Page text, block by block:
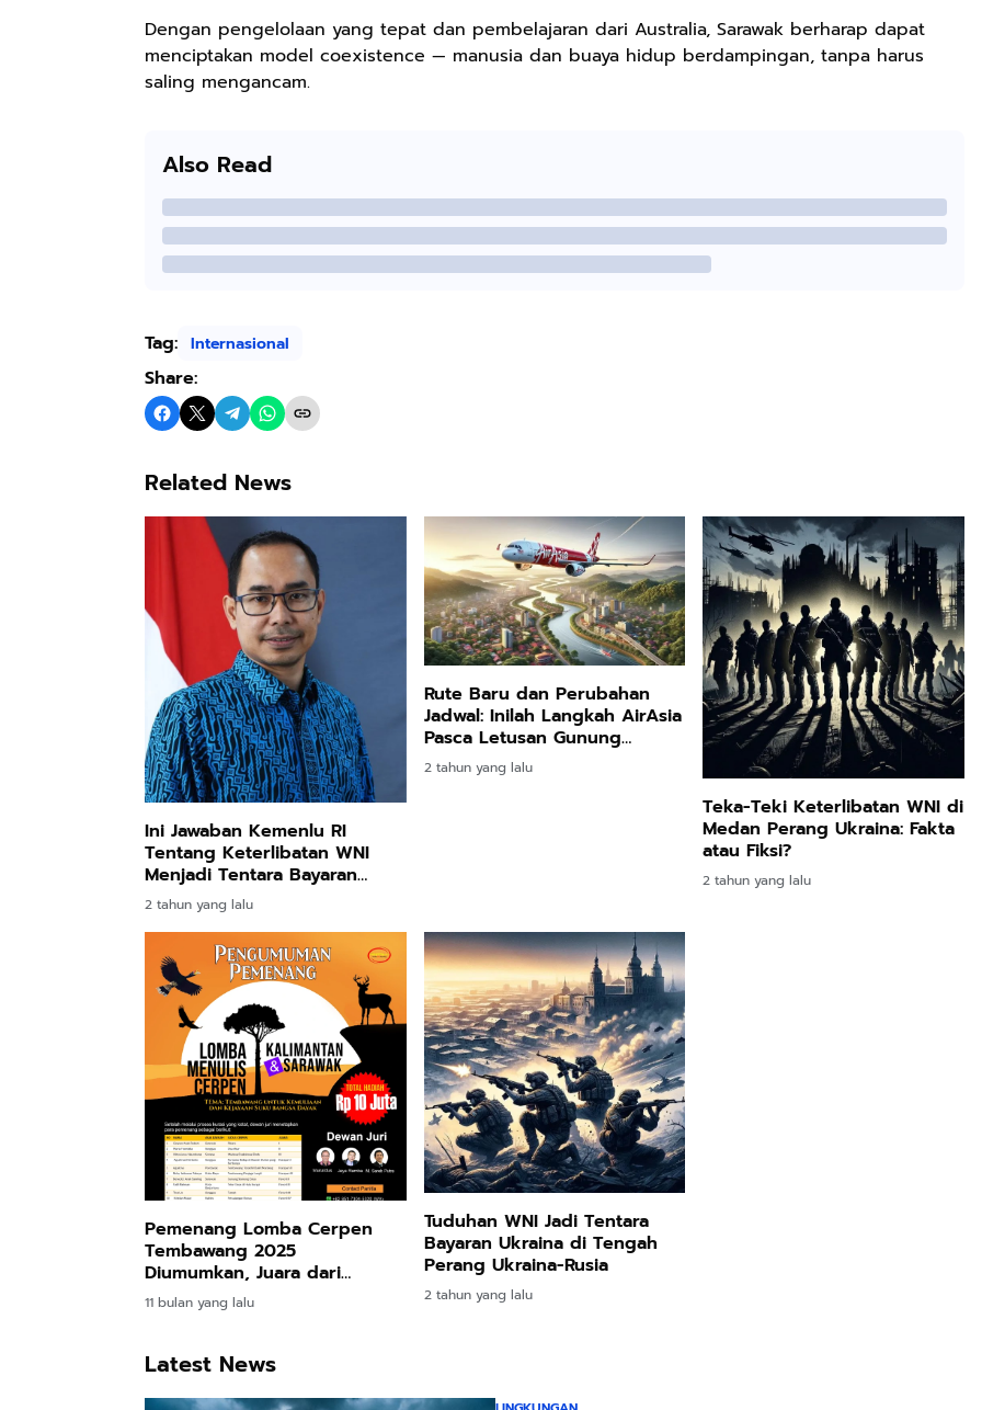
Dengan pengelolaan yang tepat dan pembelajaran dari Australia, Sarawak berharap dapat
menciptakan model coexistence — manusia dan buaya hidup berdampingan, tanpa harus
saling mengancam.
Also Read
Tag: Internasional
Share:
Related News
Ini Jawaban Kemenlu RI
Tentang Keterlibatan WNI
Menjadi Tentara Bayaran
Ukraina
2 tahun yang lalu
Rute Baru dan Perubahan
Jadwal: Inilah Langkah AirAsia
Pasca Letusan Gunung
Ruang!
2 tahun yang lalu
Teka-Teki Keterlibatan WNI di
Medan Perang Ukraina: Fakta
atau Fiksi?
2 tahun yang lalu
Pemenang Lomba Cerpen
Tembawang 2025
Diumumkan, Juara dari
Sarawak & Kalimantan
11 bulan yang lalu
Tuduhan WNI Jadi Tentara
Bayaran Ukraina di Tengah
Perang Ukraina-Rusia
2 tahun yang lalu
Latest News
Rp2.999.000
Sultan
Hamengkubowono
I dari Kopi Karya
Rudi Winarso
X dari Kopi
Karya Rudi
Winarso
II dari Kopi
Karya Rudi
Winarso
Taring Ukuran M
Tema
Tembawang